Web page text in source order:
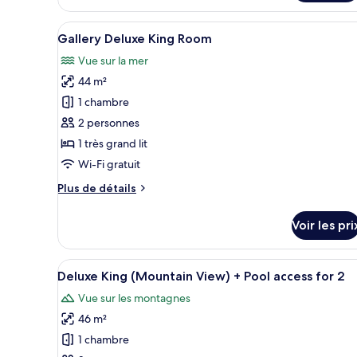
check
Breakfast
and
Swimming
pool
for
2
-
Extra
person
fee
upon
in
le
type
de
chambre
Korean
Suite
Sauna,
Breakfast
and
Swimming
pool
2
person
fee
upon
check-
in
Afficher
toutes
les
photos
pour
ce
type
de
chambre :
Gallery
Room
Une chambre d’hôtel
5
Gallery Deluxe King Room
Vue sur la mer
44 m²
1 chambre
2 personnes
1 très grand lit
Wi-Fi gratuit
Plus de détails
Plus
le
type
de
Gallery
Deluxe
King
Room
Voir les
Afficher
toutes
les
photos
pour
Une chambre d’hôtel
2
Deluxe King (Mountain View) + Pool access for 2
Vue sur les montagnes
46 m²
1 chambre